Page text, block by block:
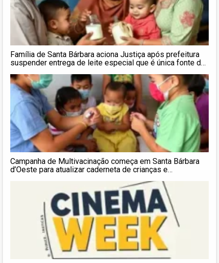
Família de Santa Bárbara aciona Justiça após prefeitura
suspender entrega de leite especial que é única fonte de
Campanha de Multivacinação começa em Santa Bárbara
d’Oeste para atualizar caderneta de crianças e